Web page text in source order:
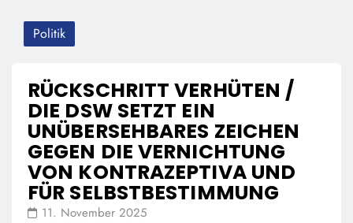
Politik
RÜCKSCHRITT VERHÜTEN /
DIE DSW SETZT EIN
UNÜBERSEHBARES ZEICHEN
GEGEN DIE VERNICHTUNG
VON KONTRAZEPTIVA UND
FÜR SELBSTBESTIMMUNG
11. November 2025